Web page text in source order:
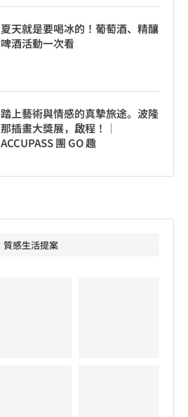
夏天就是要喝冰的！葡萄酒、精釀
啤酒活動一次看
踏上藝術與情感的真摯旅途。波隆
那插畫大獎展，啟程！│
ACCUPASS 團 GO 趣
質感生活提案